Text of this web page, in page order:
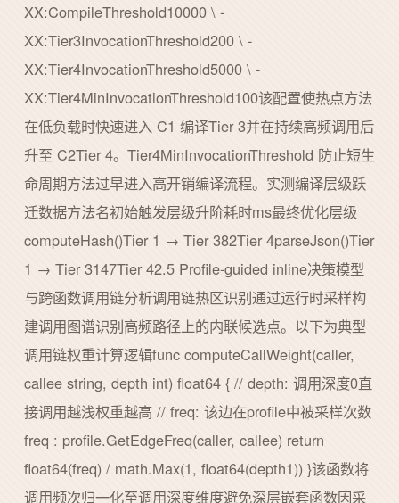
XX:CompileThreshold10000 \ -
XX:Tier3InvocationThreshold200 \ -
XX:Tier4InvocationThreshold5000 \ -
XX:Tier4MinInvocationThreshold100该配置使热点方法
在低负载时快速进入 C1 编译Tier 3并在持续高频调用后
升至 C2Tier 4。Tier4MinInvocationThreshold 防止短生
命周期方法过早进入高开销编译流程。实测编译层级跃
迁数据方法名初始触发层级升阶耗时ms最终优化层级
computeHash()Tier 1 → Tier 382Tier 4parseJson()Tier
1 → Tier 3147Tier 42.5 Profile-guided inline决策模型
与跨函数调用链分析调用链热区识别通过运行时采样构
建调用图谱识别高频路径上的内联候选点。以下为典型
调用链权重计算逻辑func computeCallWeight(caller,
callee string, depth int) float64 { // depth: 调用深度0直
接调用越浅权重越高 // freq: 该边在profile中被采样次数
freq : profile.GetEdgeFreq(caller, callee) return
float64(freq) / math.Max(1, float64(depth1)) }该函数将
调用频次归一化至调用深度维度避免深层嵌套函数因采